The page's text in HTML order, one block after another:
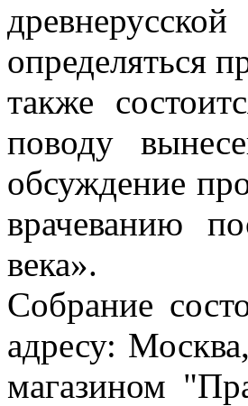
определяться
также
поводу
обсуждение
врачеванию
века».
Собрание
адресу:
магазином